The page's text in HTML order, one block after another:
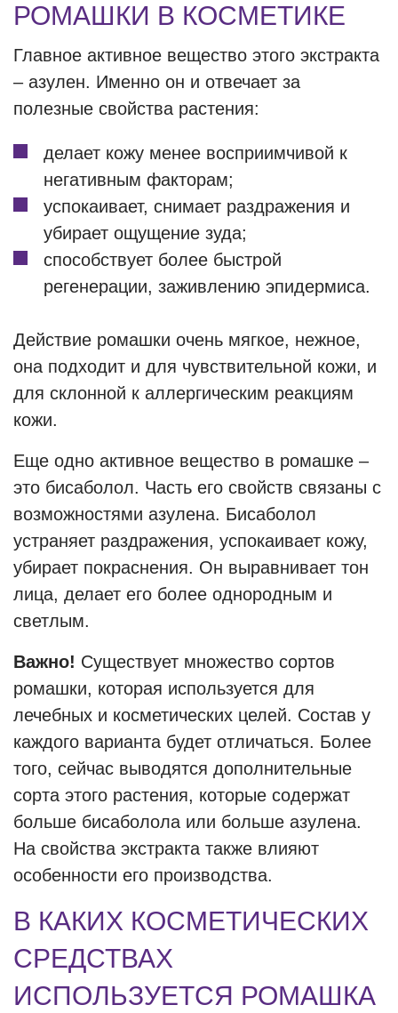
РОМАШКИ В КОСМЕТИКЕ
Главное активное вещество этого экстракта
– азулен. Именно он и отвечает за
полезные свойства растения:
делает кожу менее восприимчивой к
негативным факторам;
успокаивает, снимает раздражения и
убирает ощущение зуда;
способствует более быстрой
регенерации, заживлению эпидермиса.
Действие ромашки очень мягкое, нежное,
она подходит и для чувствительной кожи, и
для склонной к аллергическим реакциям
кожи.
Еще одно активное вещество в ромашке –
это бисаболол. Часть его свойств связаны с
возможностями азулена. Бисаболол
устраняет раздражения, успокаивает кожу,
убирает покраснения. Он выравнивает тон
лица, делает его более однородным и
светлым.
Важно! Существует множество сортов
ромашки, которая используется для
лечебных и косметических целей. Состав у
каждого варианта будет отличаться. Более
того, сейчас выводятся дополнительные
сорта этого растения, которые содержат
больше бисаболола или больше азулена.
На свойства экстракта также влияют
особенности его производства.
В КАКИХ КОСМЕТИЧЕСКИХ
СРЕДСТВАХ
ИСПОЛЬЗУЕТСЯ РОМАШКА